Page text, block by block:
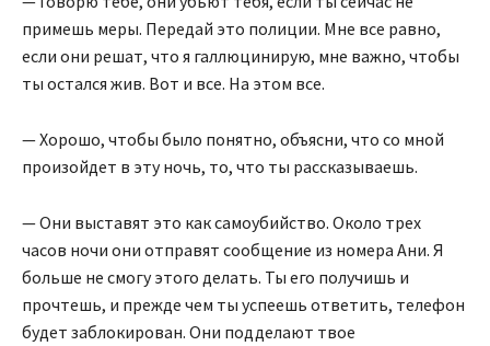
примешь меры. Передай это полиции. Мне все равно,
если они решат, что я галлюцинирую, мне важно, чтобы
ты остался жив. Вот и все. На этом все.
— Хорошо, чтобы было понятно, объясни, что со мной
произойдет в эту ночь, то, что ты рассказываешь.
— Они выставят это как самоубийство. Около трех
часов ночи они отправят сообщение из номера Ани. Я
больше не смогу этого делать. Ты его получишь и
прочтешь, и прежде чем ты успеешь ответить, телефон
будет заблокирован. Они подделают твое